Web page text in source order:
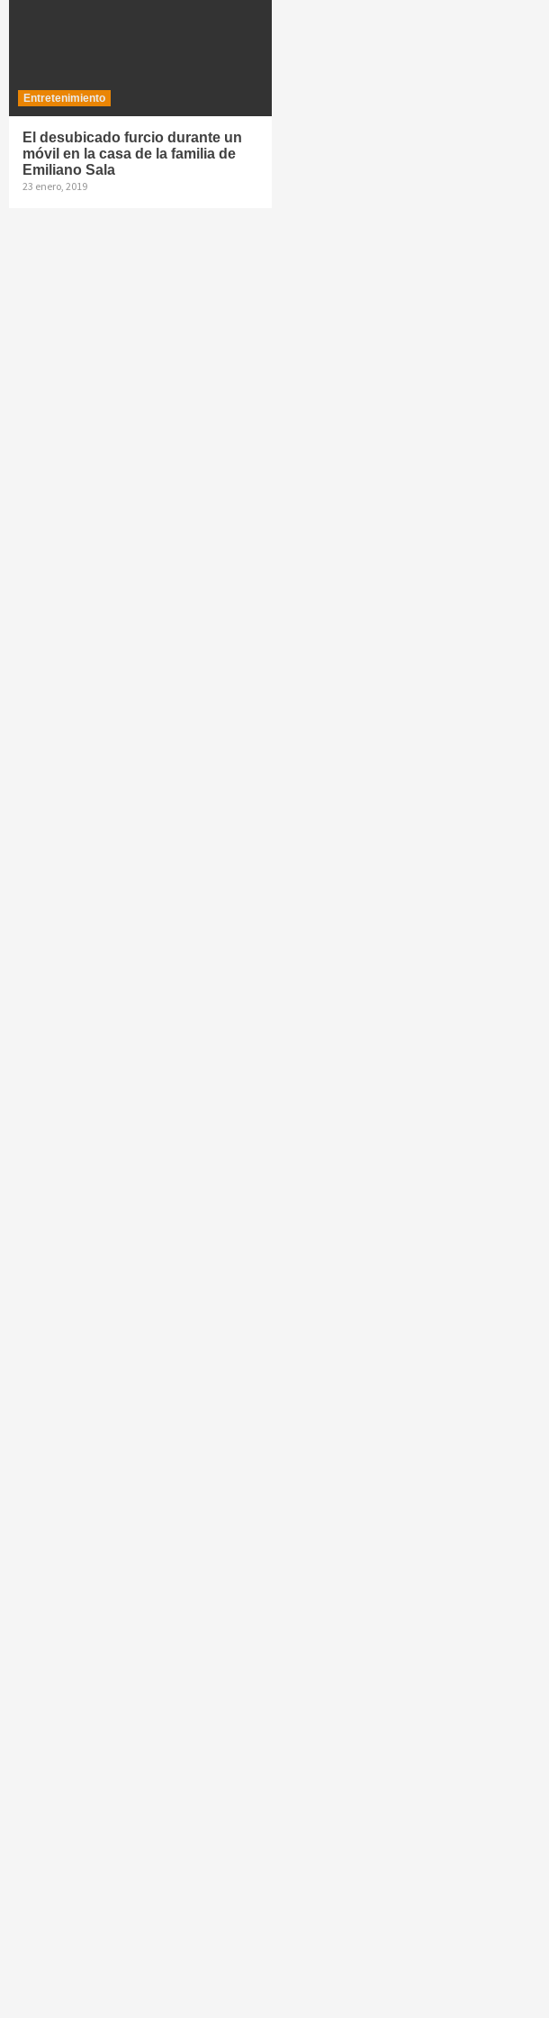
Entretenimiento
El desubicado furcio durante un
móvil en la casa de la familia de
Emiliano Sala
23 enero, 2019